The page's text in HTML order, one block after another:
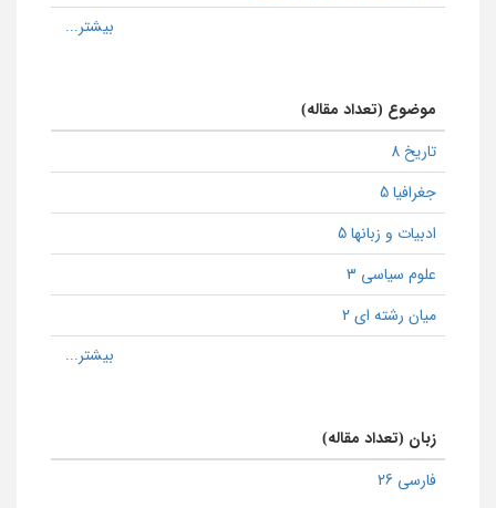
موضوع (تعداد مقاله)
تاریخ 8
جغرافیا 5
ادبیات و زبانها 5
علوم سیاسی 3
میان رشته ای 2
زبان (تعداد مقاله)
فارسی 26